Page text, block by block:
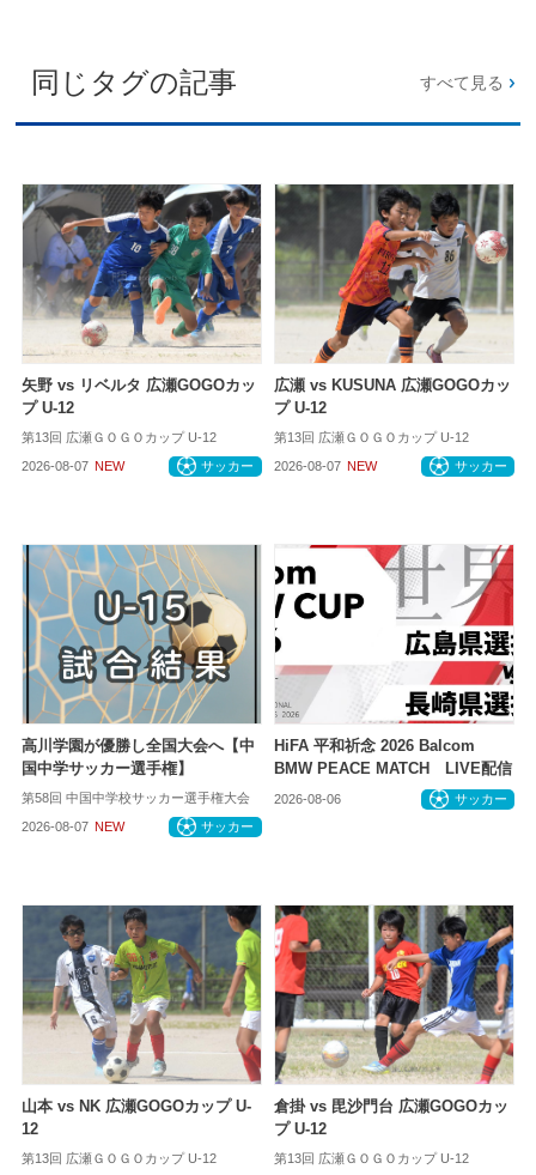
同じタグの記事 すべて見る
矢野 vs リベルタ 広瀬GOGOカッ
プ U-12
第13回 広瀬ＧＯＧＯカップ U-12
2026-08-07 NEW サッカー
広瀬 vs KUSUNA 広瀬GOGOカッ
プ U-12
第13回 広瀬ＧＯＧＯカップ U-12
2026-08-07 NEW サッカー
高川学園が優勝し全国大会へ【中
国中学サッカー選手権】
第58回 中国中学校サッカー選手権大会
2026-08-07 NEW サッカー
HiFA 平和祈念 2026 Balcom
BMW PEACE MATCH LIVE配信
2026-08-06 サッカー
山本 vs NK 広瀬GOGOカップ U-
12
第13回 広瀬ＧＯＧＯカップ U-12
倉掛 vs 毘沙門台 広瀬GOGOカッ
プ U-12
第13回 広瀬ＧＯＧＯカップ U-12